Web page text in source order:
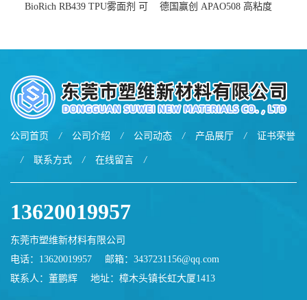
BioRich RB439 TPU雾面剂 可
德国赢创 APAO508 高粘度
公司首页 / 公司介绍 / 公司动态 / 产品展厅 / 证书荣誉
/ 联系方式 / 在线留言 /
13620019957
东莞市塑维新材料有限公司
电话：13620019957
邮箱： 3437231156@qq.com
联系人：董鹏辉
地址：樟木头镇长虹大厦1413